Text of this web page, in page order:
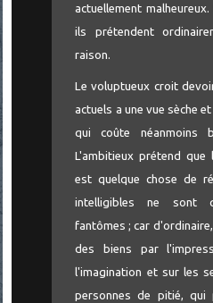
actuellement
ils prétendent
raison.
Le voluptueux croit
actuels a une vue sèche
qui coûte néanmoins
L'ambitieux prétend
est quelque chose de
intelligibles ne sont
fantômes ; car
des biens par
l'imagination et sur les
personnes de pitié, qui